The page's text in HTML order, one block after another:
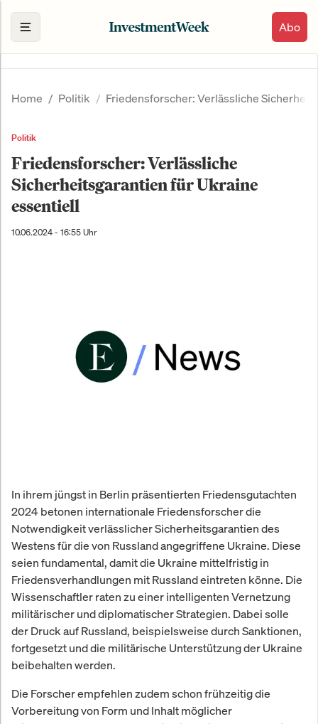
Abo
Home Politik Friedensforscher: Verlässliche
Politik
Friedensforscher: Verlässliche
Sicherheitsgarantien für Ukraine
essentiell
10.06.2024 - 16:55 Uhr
In ihrem jüngst in Berlin präsentierten Friedensgutachten
2024 betonen internationale Friedensforscher die
Notwendigkeit verlässlicher Sicherheitsgarantien des
Westens für die von Russland angegriffene Ukraine. Diese
seien fundamental, damit die Ukraine mittelfristig in
Friedensverhandlungen mit Russland eintreten könne. Die
Wissenschaftler raten zu einer intelligenten Vernetzung
militärischer und diplomatischer Strategien. Dabei solle
der Druck auf Russland, beispielsweise durch Sanktionen,
fortgesetzt und die militärische Unterstützung der Ukraine
beibehalten werden.
Die Forscher empfehlen zudem schon frühzeitig die
Vorbereitung von Form und Inhalt möglicher